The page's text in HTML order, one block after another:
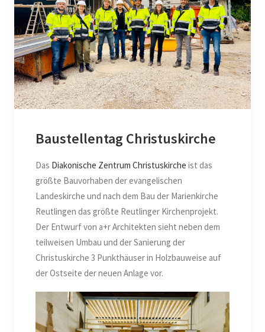
Baustellentag Christuskirche
Das Diakonische Zentrum Christuskirche ist das
größte Bauvorhaben der evangelischen
Landeskirche und nach dem Bau der Marienkirche
Reutlingen das größte Reutlinger Kirchenprojekt.
Der Entwurf von a+r Architekten sieht neben dem
teilweisen Umbau und der Sanierung der
Christuskirche 3 Punkthäuser in Holzbauweise auf
der Ostseite der neuen Anlage vor.